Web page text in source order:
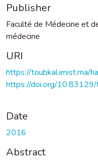
Publisher
Faculté de Médecine et
médecine
URI
https://toubkal.imist.ma/
https://doi.org/
Date
2016
Abstract